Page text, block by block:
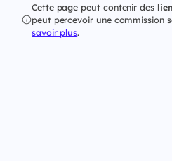
Cette page peut contenir des
peut percevoir une commission
savoir plus.